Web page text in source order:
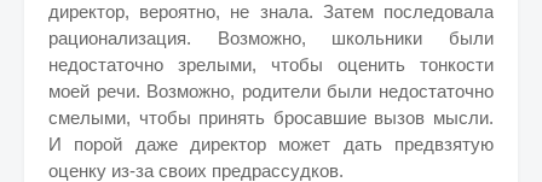
директор, вероятно, не знала. Затем последовала
рационализация. Возможно, школьники были
недостаточно зрелыми, чтобы оценить тонкости
моей речи. Возможно, родители были недостаточно
смелыми, чтобы принять бросавшие вызов мысли.
И порой даже директор может дать предвзятую
оценку из-за своих предрассудков.